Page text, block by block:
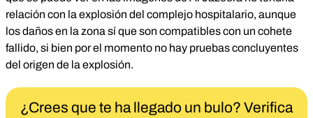
relación con la explosión del complejo hospitalario, aunque
los daños en la zona sí que son compatibles con un cohete
fallido, si bien por el momento no hay pruebas concluyentes
del origen de la explosión.
¿Crees que te ha llegado un bulo? Verifica